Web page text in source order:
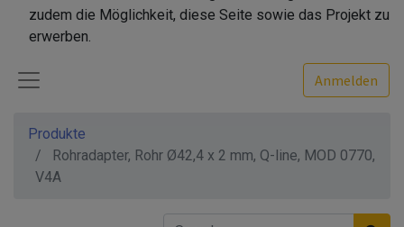
zudem die Möglichkeit, diese Seite sowie das Projekt zu
erwerben.
Anmelden
Produkte
Rohradapter, Rohr Ø42,4 x 2 mm, Q-line, MOD 0770,
V4A